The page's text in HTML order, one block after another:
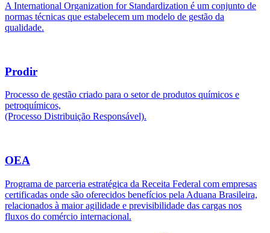
A International Organization for Standardization é um conjunto de
normas técnicas que estabelecem um modelo de gestão da
qualidade.
Prodir
Processo de gestão criado para o setor de produtos químicos e
petroquímicos,
(Processo Distribuição Responsável).
OEA
Programa de parceria estratégica da Receita Federal com empresas
certificadas onde são oferecidos benefícios pela Aduana Brasileira,
relacionados à maior agilidade e previsibilidade das cargas nos
fluxos do comércio internacional.